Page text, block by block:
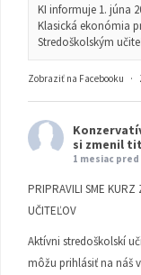
KI informuje 1. júna
Klasická ekonómia
Stredoškolským
Zobraziť na Facebooku ·
si zmenil
1 mesiac pred
PRIPRAVILI SME KURZ
UČITEĽOV
Aktívni stredoškolskí
môžu prihlásiť na náš